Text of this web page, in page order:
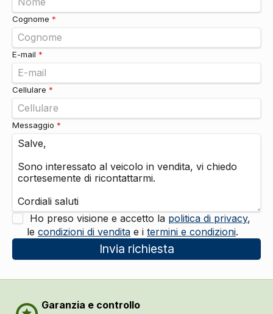
Sistemi di assistenza
Sensori parcheggio
Vetri
Alzacristalli elettrici
Cognome *
E-mail *
Cellulare *
Messaggio *
Ho preso visione e accetto la politica di privacy,
le condizioni di vendita e i termini e condizioni.
Invia richiesta
Garanzia e controllo